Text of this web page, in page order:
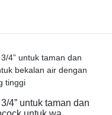
4” untuk taman dan